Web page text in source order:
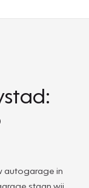
autogarage in
staan wij